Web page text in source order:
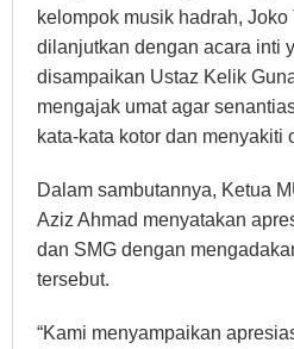
kelompok musik hadrah, Joko
dilanjutkan dengan acara inti
disampaikan Ustaz Kelik
mengajak umat agar
kata-kata kotor dan menyakiti
Dalam sambutannya, Ketua
Aziz Ahmad menyatakan
dan SMG dengan
tersebut.
“Kami menyampaikan